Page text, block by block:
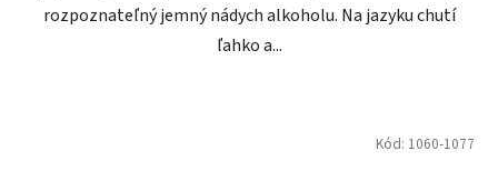
rozpoznateľný jemný nádych alkoholu. Na jazyku chutí
ľahko a...
Kód: 1060-1077